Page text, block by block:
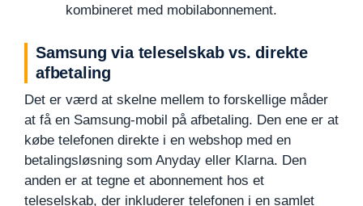
kombineret med mobilabonnement.
Samsung via teleselskab vs. direkte
afbetaling
Det er værd at skelne mellem to forskellige måder
at få en Samsung-mobil på afbetaling. Den ene er at
købe telefonen direkte i en webshop med en
betalingsløsning som Anyday eller Klarna. Den
anden er at tegne et abonnement hos et
teleselskab, der inkluderer telefonen i en samlet